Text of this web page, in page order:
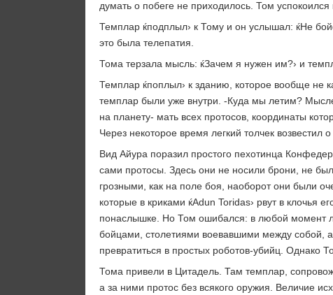
думать о побеге не приходилось. Том
Темплар ќподплыл› к Тому и он услышал: ќНе
это была телепатия.
Тома терзала мысль: ќЗачем я нужен им?› и
Темплар ќпоплыл› к зданию, которое вообще не
темплар были уже внутри. -Куда мы летим?
на планету- мать всех протосов, координаты
Через некоторое время легкий толчек
Вид Айура поразил простого пехотинца
сами протосы. Здесь они не носили брони, не
грозными, как на поле боя, наоборот они были
которые в криками ќAdun Toridas› рвут в клочья
понаслышке. Но Том ошибался: в любой момент
бойцами, столетиями воевавшими между собой,
превратиться в простых роботов-убийц. Однако
Тома привели в Цитадель. Там темплар,
а за ними протос без всякого оружия. Величие